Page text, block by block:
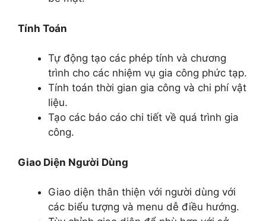
Tính Toán
Tự động tạo các phép tính và chương
trình cho các nhiệm vụ gia công phức tạp.
Tính toán thời gian gia công và chi phí vật
liệu.
Tạo các báo cáo chi tiết về quá trình gia
công.
Giao Diện Người Dùng
Giao diện thân thiện với người dùng với
các biểu tượng và menu dễ điều hướng.